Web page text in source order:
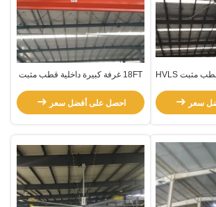
الكهربائية 6 شفرة قطب مثبت HVLS
سعر
18FT غرفة كبيرة داخلية قطب مثبت
احصل على أفضل سعر